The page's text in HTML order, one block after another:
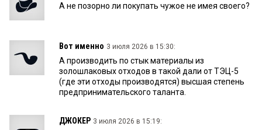
А не позорно ли покупать чужое не имея своего?
Вот именно 3 июля 2026 в 15:30:
А производить по стык материалы из
золошлаковых отходов в такой дали от ТЭЦ-5
(где эти отходы производятся) высшая степень
предпринимательского таланта.
ДЖОКЕР 3 июля 2026 в 15:19: